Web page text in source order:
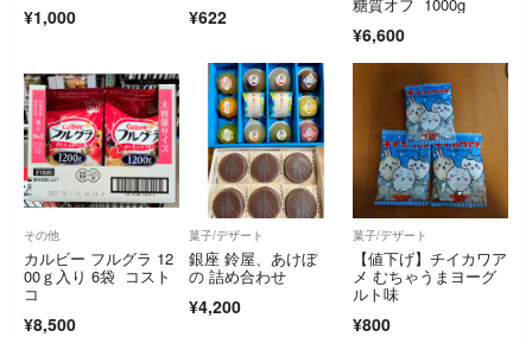
¥1,000 ¥622
糖質オフ 1000g
¥6,600
その他
カルビー フルグラ 12
00ｇ入り 6袋 コスト
コ
¥8,500
菓子/デザート
銀座 鈴屋、あけぼ
の 詰め合わせ
¥4,200
菓子/デザート
【値下げ】チイカワア
メ むちゃうまヨーグ
ルト味
¥800